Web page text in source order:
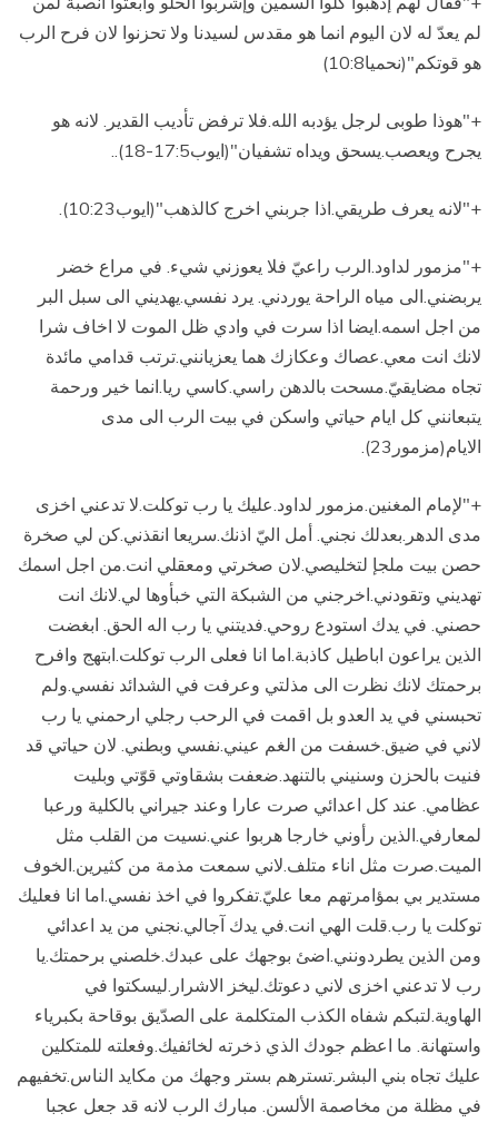
لم يعدّ له لان اليوم انما هو مقدس لسيدنا ولا تحزنوا لان فرح الرب
هو قوتكم"(نحميا10:8)
+"هوذا طوبى لرجل يؤدبه الله.فلا ترفض تأديب القدير. لانه هو
يجرح ويعصب.يسحق ويداه تشفيان"(ايوب17:5-18).
.
+"لانه يعرف طريقي.اذا جربني اخرج كالذهب"(ايوب10:23) .
+"مزمور لداود.الرب راعيّ فلا يعوزني شيء. في مراع خضر
يربضني.الى مياه الراحة يوردني. يرد نفسي.يهديني الى سبل البر
من اجل اسمه.ايضا اذا سرت في وادي ظل الموت لا اخاف شرا
لانك انت معي.عصاك وعكازك هما يعزيانني.ترتب قدامي مائدة
تجاه مضايقيّ.مسحت بالدهن راسي.كاسي ريا.انما خير ورحمة
يتبعانني كل ايام حياتي واسكن في بيت الرب الى مدى
الايام(مزمور23).
+"لإمام المغنين.مزمور لداود.عليك يا رب توكلت.لا تدعني اخزى
مدى الدهر.بعدلك نجني. أمل اليّ اذنك.سريعا انقذني.كن لي صخرة
حصن بيت ملجإ لتخليصي.لان صخرتي ومعقلي انت.من اجل اسمك
تهديني وتقودني.اخرجني من الشبكة التي خبأوها لي.لانك انت
حصني. في يدك استودع روحي.فديتني يا رب اله الحق. ابغضت
الذين يراعون اباطيل كاذبة.اما انا فعلى الرب توكلت.ابتهج وافرح
برحمتك لانك نظرت الى مذلتي وعرفت في الشدائد نفسي.ولم
تحبسني في يد العدو بل اقمت في الرحب رجلي ارحمني يا رب
لاني في ضيق.خسفت من الغم عيني.نفسي وبطني. لان حياتي قد
فنيت بالحزن وسنيني بالتنهد.ضعفت بشقاوتي قوّتي وبليت
عظامي. عند كل اعدائي صرت عارا وعند جيراني بالكلية ورعبا
لمعارفي.الذين رأوني خارجا هربوا عني.نسيت من القلب مثل
الميت.صرت مثل اناء متلف.لاني سمعت مذمة من كثيرين.الخوف
مستدير بي بمؤامرتهم معا عليّ.تفكروا في اخذ نفسي.اما انا فعليك
توكلت يا رب.قلت الهي انت.في يدك آجالي.نجني من يد اعدائي
ومن الذين يطردونني.اضئ بوجهك على عبدك.خلصني برحمتك.يا
رب لا تدعني اخزى لاني دعوتك.ليخز الاشرار.ليسكتوا في
الهاوية.لتبكم شفاه الكذب المتكلمة على الصدّيق بوقاحة بكبرياء
واستهانة. ما اعظم جودك الذي ذخرته لخائفيك.وفعلته للمتكلين
عليك تجاه بني البشر .تسترهم بستر وجهك من مكايد الناس.تخفيهم
في مظلة من مخاصمة الألسن. مبارك الرب لانه قد جعل عجبا